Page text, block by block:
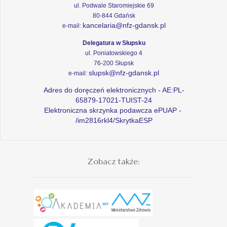
ul. Podwale Staromiejskie 69
80-844 Gdańsk
e-mail: kancelaria@nfz-gdansk.pl
Delegatura w Słupsku
ul. Poniatowskiego 4
76-200 Słupsk
e-mail: slupsk@nfz-gdansk.pl
Adres do doręczeń elektronicznych - AE:PL-
65879-17021-TUIST-24
Elektroniczna skrzynka podawcza ePUAP -
/im2816rkl4/SkrytkaESP
Zobacz także: